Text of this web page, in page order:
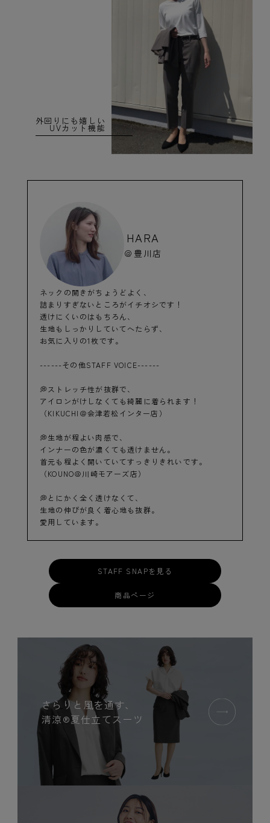
外回りにも嬉しい
UVカット機能
HARA
＠豊川店
ネックの開きがちょうどよく、
詰まりすぎないところがイチオシです！
透けにくいのはもちろん、
生地もしっかりしていてへたらず、
お気に入りの1枚です。
------その他STAFF VOICE------
💭ストレッチ性が抜群で、
アイロンがけしなくても綺麗に着られます！
（KIKUCHI＠会津若松インター店）
💭生地が程よい肉感で、
インナーの色が濃くても透けません。
首元も程よく開いていてすっきりきれいです。
（KOUNO＠川崎モアーズ店）
💭とにかく全く透けなくて、
生地の伸びが良く着心地も抜群。
愛用しています。
STAFF SNAPを見る
商品ページ
さらりと風を通す、
清涼®夏仕立てスーツ